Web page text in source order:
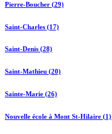
Pierre-Boucher (29)
Saint-Charles (17)
Saint-Denis (28)
Saint-Mathieu (20)
Sainte-Marie (26)
Nouvelle école à Mont St-Hilaire (1)